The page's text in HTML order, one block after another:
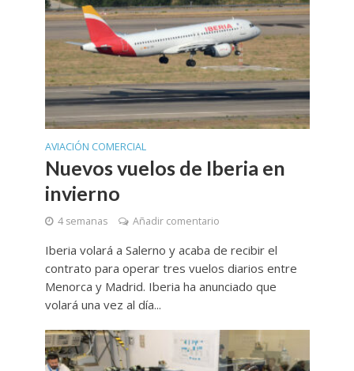
AVIACIÓN COMERCIAL
Nuevos vuelos de Iberia en
invierno
4 semanas Añadir comentario
Iberia volará a Salerno y acaba de recibir el
contrato para operar tres vuelos diarios entre
Menorca y Madrid. Iberia ha anunciado que
volará una vez al día...